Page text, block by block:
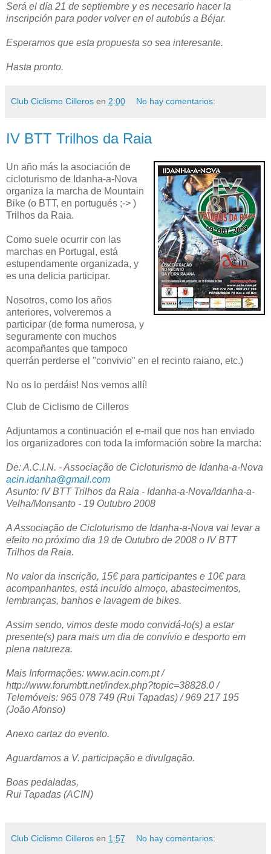
Será el día 21 de septiembre y es necesario hacer la
inscripción para poder volver en el autobús a Béjar.
Esperamos que esta propuesta so sea interesante.
Hasta pronto.
Club Ciclismo Cilleros en 2:00 No hay comentarios:
IV BTT Trilhos da Raia
Un año más la asociación de
cicloturismo de Idanha-a-Nova
organiza la marcha de Mountain
Bike (o BTT, en portugués ;-> )
Trilhos da Raia.
Como suele ocurrir con las
marchas en Portugal, está
estupendamente organizada, y
es una delicia participar.
Nosotros, como los años
anteriores, volveremos a
participar (de forma numerosa, y
seguramente con muchos
acompañantes que tampoco
querrán perderse el "convivio" en el recinto raiano, etc.)
No os lo perdáis! Nos vemos allí!
Club de Ciclismo de Cilleros
Adjuntamos a continuación el e-mail que nos han enviado
los organizadores con toda la imformación sobre la marcha:
De: A.C.I.N. - Associação de Cicloturismo de Idanha-a-Nova
acin.idanha@gmail.com
Asunto: IV BTT Trilhos da Raia - Idanha-a-Nova/Idanha-a-
Velha/Monsanto - 19 Outubro 2008
A Associação de Cicloturismo de Idanha-a-Nova vai levar a
efeito no próximo dia 19 de Outubro de 2008 o IV BTT
Trilhos da Raia.
No valor da inscrição, 15€ para participantes e 10€ para
acompanhantes, está incuído almoço, abastecimentos,
lembranças, banhos e lavagem de bikes.
Assim sendo, vimos deste modo convidá-lo(s) a estar
presente(s) para mais um dia de convívio e desporto em
plena natureza.
Mais Informações: www.acin.com.pt /
http://www.forumbtt.net/index.php?topic=38828.0 /
Telemóveis: 965 078 749 (Rui Tapadas) / 969 217 195
(João Afonso)
Anexo cartaz do evento.
Aguardamos a V. participação e divulgação.
Boas pedaladas,
Rui Tapadas (ACIN)
Club Ciclismo Cilleros en 1:57 No hay comentarios: